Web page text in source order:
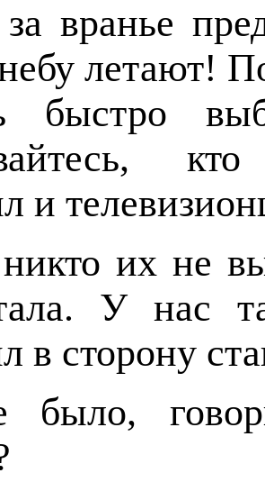
вранье
летают!
быстро
и
их не
У нас
в сторону